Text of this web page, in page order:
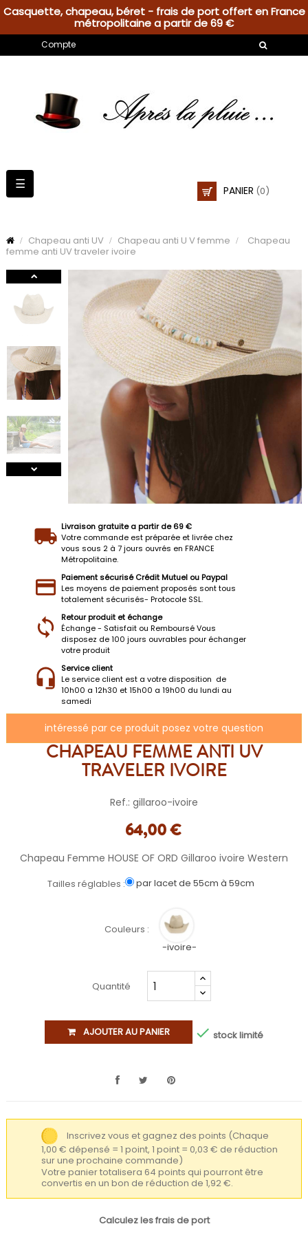
Casquette, chapeau, béret - frais de port offert en France
métropolitaine a partir de 69 €
Compte
PANIER (0)
Basculer
la
☰
Chapeau anti UV Chapeau anti U V femme
Chapeau
femme anti UV traveler ivoire
Livraison gratuite a partir de 69 €
Votre commande est préparée et livrée chez
vous sous 2 à 7 jours ouvrés en FRANCE
Métropolitaine.
Paiement sécurisé Crédit Mutuel ou Paypal
Les moyens de paiement proposés sont tous
totalement sécurisés- Protocole SSL.
Retour produit et échange
Échange - Satisfait ou Remboursé Vous
disposez de 100 jours ouvrables pour échanger
votre produit
Service client
Le service client est a votre disposition de
10h00 a 12h30 et 15h00 a 19h00 du lundi au
samedi
intéressé par ce produit posez votre question
CHAPEAU FEMME ANTI UV
TRAVELER IVOIRE
Ref.: gillaroo-ivoire
64,00 €
Chapeau Femme HOUSE OF ORD Gillaroo ivoire Western
Tailles réglables : par lacet de 55cm à 59cm
Couleurs :
-ivoire-
Quantité
AJOUTER AU PANIER  stock limité
Inscrivez vous et gagnez des points (Chaque
1,00 € dépensé = 1 point, 1 point = 0,03 € de réduction
sur une prochaine commande)
Votre panier totalisera 64 points qui pourront être
convertis en un bon de réduction de 1,92 €.
Calculez les frais de port